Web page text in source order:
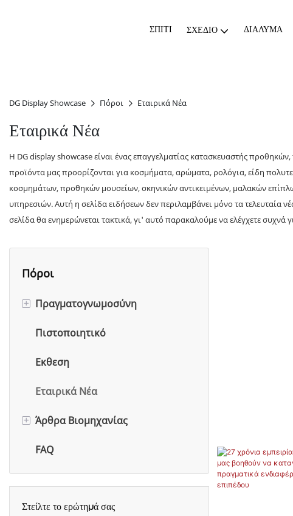
ΣΠΊΤΙ ΣΧΈΔΙΟ ΔΙΆΛΥΜΑ
DG Display Showcase Πόροι Εταιρικά Νέα
Εταιρικά Νέα
Η DG display showcase είναι ένας επαγγελματίας κατασκευαστής
προϊόντα μας προορίζονται για κοσμήματα, αρώματα, ρολόγια, είδη
κοσμημάτων, προθηκών μουσείων, σκηνικών αντικειμένων, μαλακών
υπηρεσιών. Αυτή η σελίδα ειδήσεων δεν περιλαμβάνει μόνο τα τελευταία
σελίδα θα ενημερώνεται τακτικά, γι' αυτό παρακαλούμε να ελέγχετε συχνά
Πόροι
+ Πραγματογνωμοσύνη
Εξειδίκευση σε κοσμήματα
Εξειδίκευση σε αρώματα
Μουσειακή Εμπειρογνωμοσύνη
Πιστοποιητικό
Εκθεση
Εταιρικά Νέα
+ Άρθρα Βιομηχανίας
Κοσμήματα
Άρθρα Μουσείων
FAQ
Στείλτε το ερώτημά σας